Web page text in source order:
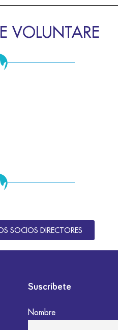
VOLUNTARE
SOCIOS DIRECTORES
Suscríbete
Nombre